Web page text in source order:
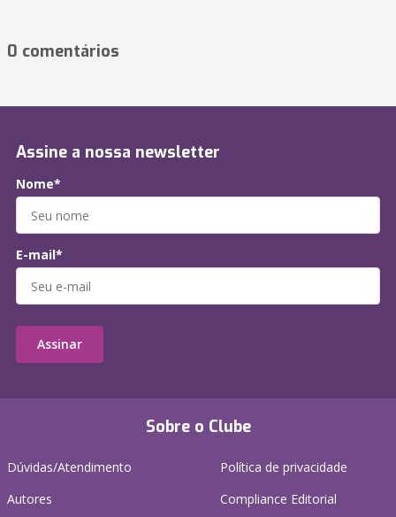
0 comentários
Sobre o Clube
Dúvidas/Atendimento
Autores
Política de privacidade
Compliance Editorial
Assine a nossa newsletter
Nome*
E-mail*
Assinar